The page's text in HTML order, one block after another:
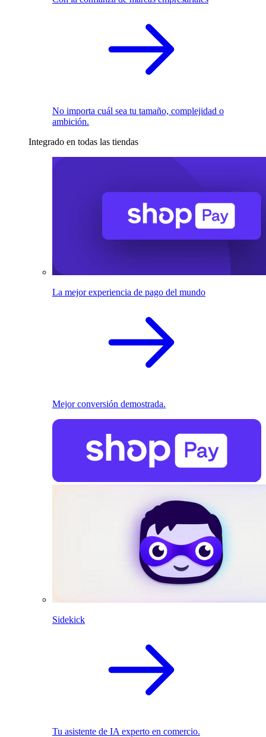
No importa cuál sea tu tamaño, complejidad o
ambición.
Integrado en todas las tiendas
La mejor experiencia de pago del mundo
Mejor conversión demostrada.
Sidekick
Tu asistente de IA experto en comercio.